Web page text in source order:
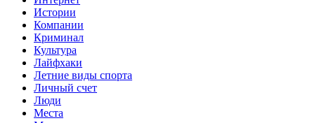
Истории
Компании
Криминал
Культура
Лайфхаки
Летние виды спорта
Личный счет
Люди
Места